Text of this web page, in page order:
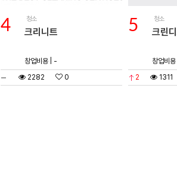
4 청소
크리니트
창업비용 | -
2282
0
5 청소
크린
창업비
2
1311